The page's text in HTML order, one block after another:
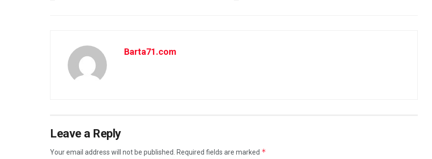
Barta71.com
Leave a Reply
Your email address will not be published. Required fields are marked *